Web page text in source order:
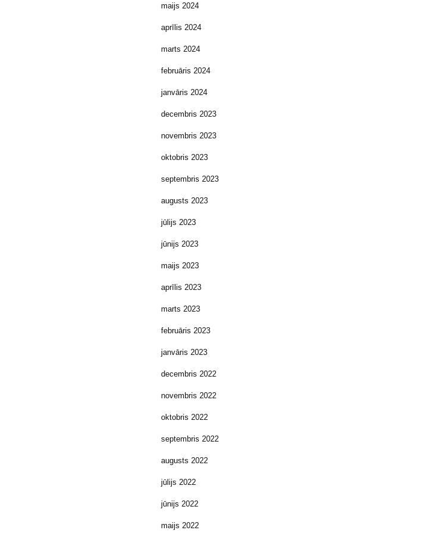
maijs 2024
aprīlis 2024
marts 2024
februāris 2024
janvāris 2024
decembris 2023
novembris 2023
oktobris 2023
septembris 2023
augusts 2023
jūlijs 2023
jūnijs 2023
maijs 2023
aprīlis 2023
marts 2023
februāris 2023
janvāris 2023
decembris 2022
novembris 2022
oktobris 2022
septembris 2022
augusts 2022
jūlijs 2022
jūnijs 2022
maijs 2022